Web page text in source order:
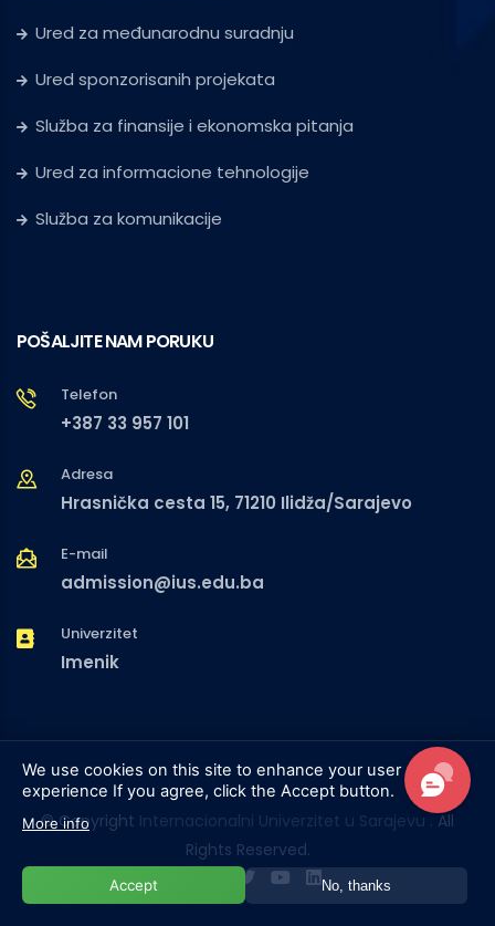
Ured za međunarodnu suradnju
Ured sponzorisanih projekata
Služba za finansije i ekonomska pitanja
Ured za informacione tehnologije
Služba za komunikacije
POŠALJITE NAM PORUKU
Telefon
+387 33 957 101
Adresa
Hrasnička cesta 15, 71210 Ilidža/Sarajevo
E-mail
admission@ius.edu.ba
Univerzitet
Imenik
© Copyright Internacionalni Univerzitet u Sarajevu . All
Rights Reserved.
We use cookies on this site to enhance your user
experience If you agree, click the Accept button.
More info
Accept No, thanks